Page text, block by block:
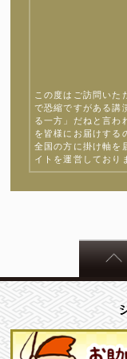
この度はご訪問いた
で恐縮ですがある講
る一方」だねと言わ
を皆様にお届けする
全国の方に掛け軸を
イトを運営しており